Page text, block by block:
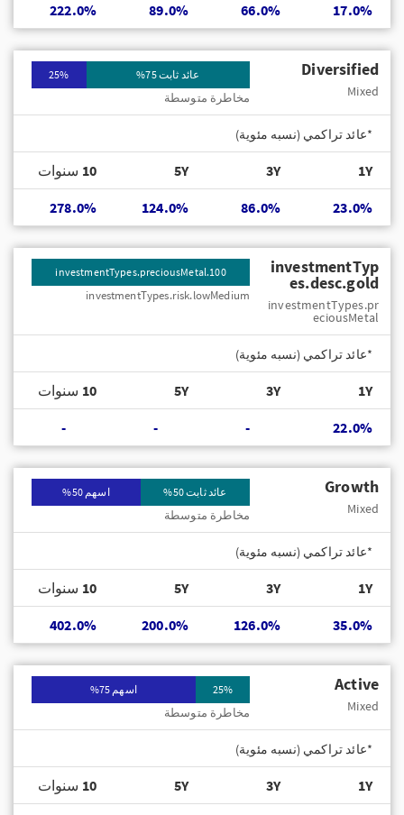
17.0%
66.0%
89.0%
222.0%
Diversified
Mixed
عائد ثابت 75% 25%
مخاطرة متوسطة
*عائد تراكمي (نسبه مئوية)
1Y
3Y
5Y 10 سنوات
23.0%
86.0%
124.0%
278.0%
investmentTyp
es.desc.gold
investmentTypes.pr
eciousMetal
investmentTypes.preciousMetal.100
investmentTypes.risk.lowMedium
*عائد تراكمي (نسبه مئوية)
1Y
3Y
5Y 10 سنوات
22.0%
-
-
-
Growth
Mixed
عائد ثابت 50% اسهم 50%
مخاطرة متوسطة
*عائد تراكمي (نسبه مئوية)
1Y
3Y
5Y 10 سنوات
35.0%
126.0%
200.0%
402.0%
Active
Mixed
25% اسهم 75%
مخاطرة متوسطة
*عائد تراكمي (نسبه مئوية)
1Y
3Y
5Y 10 سنوات